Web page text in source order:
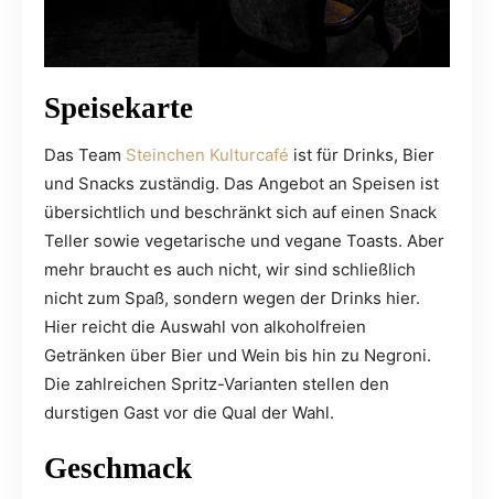
Speisekarte
Das Team Steinchen Kulturcafé ist für Drinks, Bier
und Snacks zuständig. Das Angebot an Speisen ist
übersichtlich und beschränkt sich auf einen Snack
Teller sowie vegetarische und vegane Toasts. Aber
mehr braucht es auch nicht, wir sind schließlich
nicht zum Spaß, sondern wegen der Drinks hier.
Hier reicht die Auswahl von alkoholfreien
Getränken über Bier und Wein bis hin zu Negroni.
Die zahlreichen Spritz-Varianten stellen den
durstigen Gast vor die Qual der Wahl.
Geschmack